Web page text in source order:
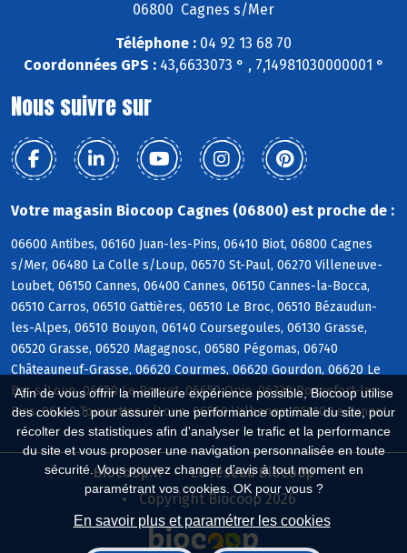
Afin de vous offrir la meilleure expérience possible, Biocoop utilise
des cookies : pour assurer une performance optimale du site, pour
récolter des statistiques afin d'analyser le trafic et la performance
du site et vous proposer une navigation personnalisée en toute
sécurité. Vous pouvez changer d'avis à tout moment en
paramétrant vos cookies. OK pour vous ?
En savoir plus et paramétrer les cookies
06800 Cagnes s/Mer
Téléphone : 04 92 13 68 70
Coordonnées GPS :43,6633073 ° , 7,14981030000001 °
Nous suivre sur
Votre magasin Biocoop Cagnes (06800) est proche de :
06600 Antibes, 06160 Juan-les-Pins, 06410 Biot, 06800 Cagnes
s/Mer, 06480 La Colle s/Loup, 06570 St-Paul, 06270 Villeneuve-
Loubet, 06150 Cannes, 06400 Cannes, 06150 Cannes-la-Bocca,
06510 Carros, 06510 Gattières, 06510 Le Broc, 06510 Bézaudun-
les-Alpes, 06510 Bouyon, 06140 Coursegoules, 06130 Grasse,
06520 Grasse, 06520 Magagnosc, 06580 Pégomas, 06740
Châteauneuf-Grasse, 06620 Courmes, 06620 Gourdon, 06620 Le
Bar s/Loup, 06650 Le Rouret, 06650 Opio, 06330 Roquefort-les-
Pins, 06140 Tourrettes s/Loup, 06560 Valbonne, 06110 Le Cannet
Biocoop.fr
Le réseau Biocoop
Copyright Biocoop 2026